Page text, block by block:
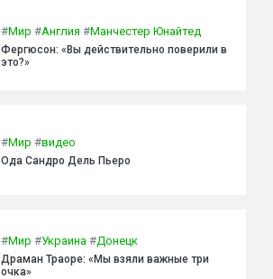
#Мир #Англия #Манчестер Юнайтед
Фергюсон: «Вы действительно поверили в
это?»
#Мир #видео
Ода Сандро Дель Пьеро
#Мир #Украина #Донецк
Драман Траоре: «Мы взяли важные три
очка»